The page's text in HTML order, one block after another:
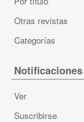
Otras revistas
Categorías
Notificaciones
Ver
Suscribirse